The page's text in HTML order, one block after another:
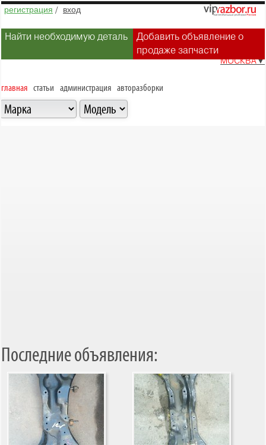
регистрация / вход
Найти необходимую деталь
Добавить объявление о
продаже запчасти
МОСКВА▼
главная статьи администрация авторазборки
Последние объявления: